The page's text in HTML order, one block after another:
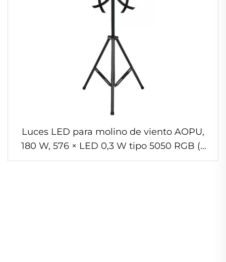
Luces LED para molino de viento AOPU,
180 W, 576 × LED 0,3 W tipo 5050 RGB (3
en 1), lámpara de matriz para discotecas